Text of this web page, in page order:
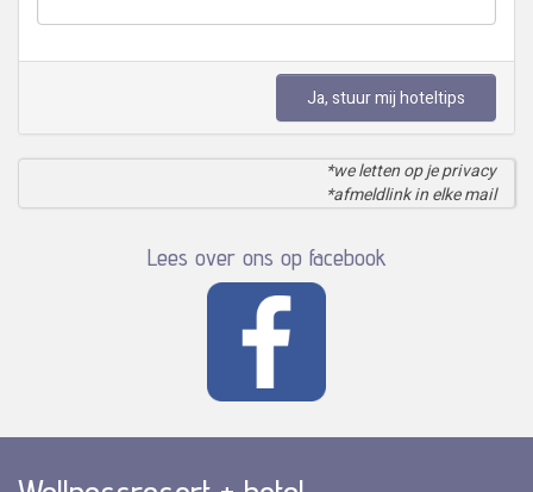
Ja, stuur mij hoteltips
*we letten op je privacy
*afmeldlink in elke mail
Lees over ons op facebook